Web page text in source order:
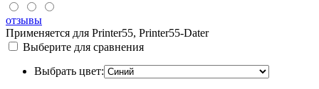
отзывы
Применяется для Printer55, Printer55-Dater
Выберите для сравнения
Выбрать цвет: